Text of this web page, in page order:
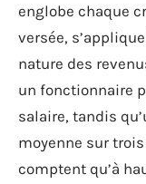
englobe chaque
versée,
nature des
un fonctionnaire
salaire, tandis
moyenne sur
comptent qu’à